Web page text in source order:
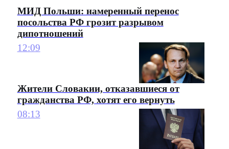
МИД Польши: намеренный перенос
посольства РФ грозит разрывом
дипотношений
12:09
Жители Словакии, отказавшиеся от
гражданства РФ, хотят его вернуть
08:13